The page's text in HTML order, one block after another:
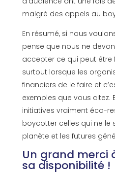
malgré des appels au
En résumé, si nous
pense que nous ne
accepter ce qui peut être
surtout lorsque les
financiers de le faire et
exemples que vous citez.
initiatives vraiment éco-
boycotter celles qui ne le
planète et les futures
Un grand merci
sa disponibilité !